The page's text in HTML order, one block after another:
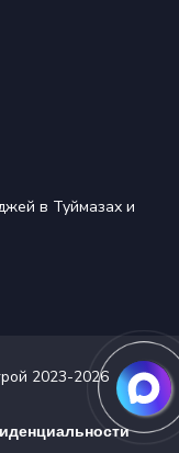
в Туймазах и
2023-2026